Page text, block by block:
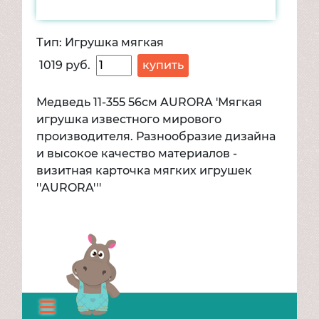
Магазин, продукты
Парикмахер, трюмо, косметика,
бижутерия
Посуда, кухня
Хозяюшка, школа
Игровые наборы для мальчиков
Армия, солдатики, рыцари,
супергерои
Строительные инструменты, столы
Компьютеры. Интерактивные игры
Куклы, пупсы, в т.ч. в наборах
Мягкие игрушки
Игрушка мягкая
Велосипеды
Тип: Игрушка мягкая
1019 руб.
купить
Медведь 11-355 56см AURORA 'Мягкая
игрушка известного мирового
производителя. Разнообразие дизайна
и высокое качество материалов -
визитная карточка мягких игрушек
''AURORA'''